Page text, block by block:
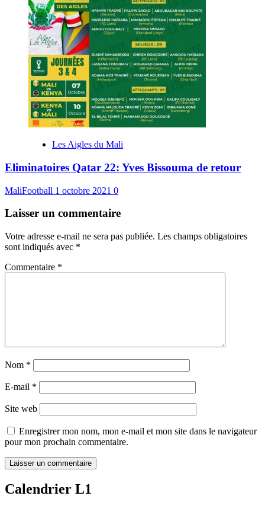
Les Aigles du Mali
Eliminatoires Qatar 22: Yves Bissouma de retour
MaliFootball 1 octobre 2021 0
Laisser un commentaire
Votre adresse e-mail ne sera pas publiée. Les champs obligatoires
sont indiqués avec *
Commentaire *
Nom *
E-mail *
Site web
Enregistrer mon nom, mon e-mail et mon site dans le navigateur
pour mon prochain commentaire.
Calendrier L1